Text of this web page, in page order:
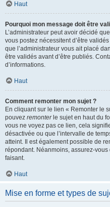
Haut
Pourquoi mon message doit être
L’administrateur peut avoir décidé
vous postez nécessitent d’être
que l’administrateur vous ait placé
être validés avant d’être publiés.
d’informations.
Haut
Comment remonter mon sujet ?
En cliquant sur le lien « Remonter le
pouvez remonterle sujet en haut du
vous ne voyez pas ce lien, cela
désactivée ou que l’intervalle de
atteint. Il est également possible de
répondant. Néanmoins, assurez-
faisant.
Haut
Mise en forme et types de